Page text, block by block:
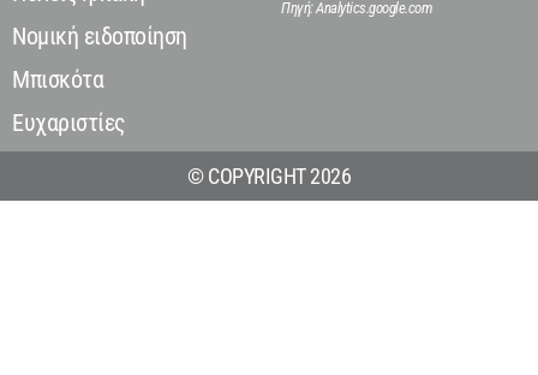
Νομική ειδοποίηση
Μπισκότα
Ευχαριστίες
Πηγή: Analytics.google.com
© COPYRIGHT 2026